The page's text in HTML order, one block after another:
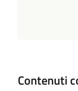
Contenuti